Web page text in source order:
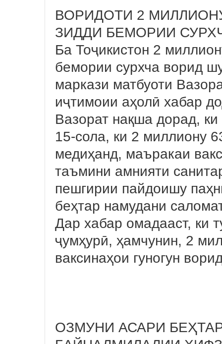
ВОРИДОТИ 2
ЗИДДИ БЕМОРИИ
Ба Тоҷикистон 2
бемории сурхча ворид
маркази матбуоти
иҷтимоии аҳолӣ хабар
Вазорат нақша дорад,
15-сола, ки 2 миллиону
медиҳанд, маъракаи
таъмини амнияти
пешгирии пайдоишу
беҳтар намудани
Дар хабар омадааст, ки
ҷумҳурӣ, ҳамчунин, 2
ваксинаҳои гуногун
ОЗМУНИ АСАРИ